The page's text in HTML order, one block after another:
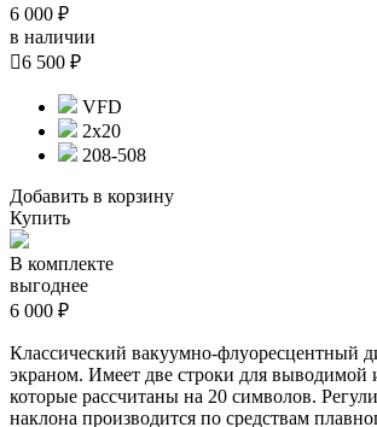
6 000 ₽
в наличии
6 500 ₽
VFD
2х20
208-508
Добавить в корзину
Купить
В комплекте
выгоднее
6 000 ₽
Классический вакуумно-флуоресцентный
экраном. Имеет две строки для
которые рассчитаны на 20 символов.
наклона производится по средствам